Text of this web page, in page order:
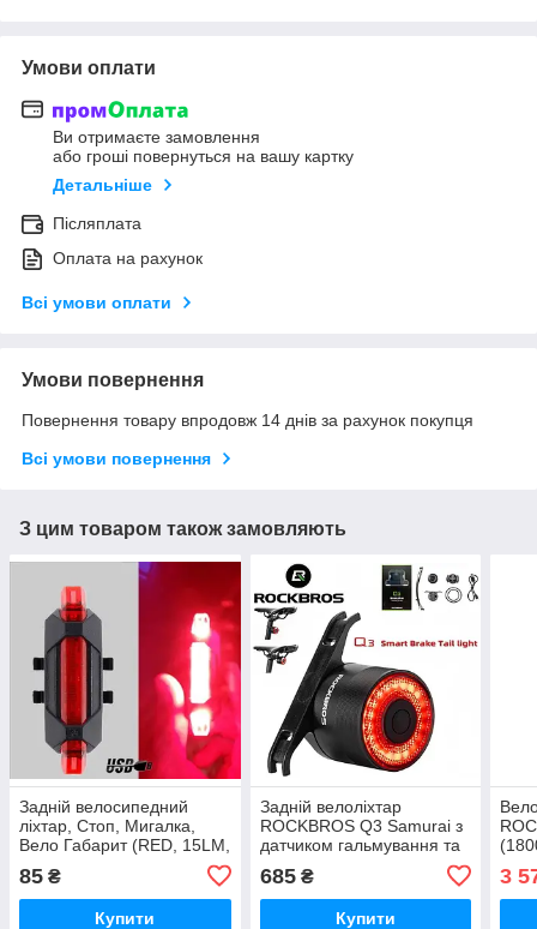
Умови оплати
Ви отримаєте замовлення
або гроші повернуться на вашу картку
Детальніше
Післяплата
Оплата на рахунок
Всі умови оплати
Умови повернення
Повернення товару впродовж 14 днів за рахунок покупця
Всі умови повернення
З цим товаром також замовляють
Задній велосипедний
ліхтар, Стоп, Мигалка,
Вело Габарит (RED, 15LM,
5 led, 4 режиму, USB, до
12год роботи)
85 ₴
Купити
Задній велоліхтар
ROCKBROS Q3 Samurai з
датчиком гальмування та
заряду, Два кріплення
685₴
Купити
3